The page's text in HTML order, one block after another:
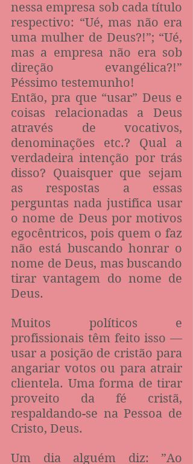
nessa empresa sob cada título
respectivo: “Ué, mas não era
uma mulher de Deus?!”; “Ué,
mas a empresa não era sob
direção evangélica?!”
Péssimo testemunho!
Então, pra que “usar” Deus e
coisas relacionadas a Deus
através de vocativos,
denominações etc.? Qual a
verdadeira intenção por trás
disso? Quaisquer que sejam
as respostas a essas
perguntas nada justifica usar
o nome de Deus por motivos
egocêntricos, pois quem o faz
não está buscando honrar o
nome de Deus, mas buscando
tirar vantagem do nome de
Deus.
Muitos políticos e
profissionais têm feito isso —
usar a posição de cristão para
angariar votos ou para atrair
clientela. Uma forma de tirar
proveito da fé cristã,
respaldando-se na Pessoa de
Cristo, Deus.
Um dia alguém diz: ”Ao